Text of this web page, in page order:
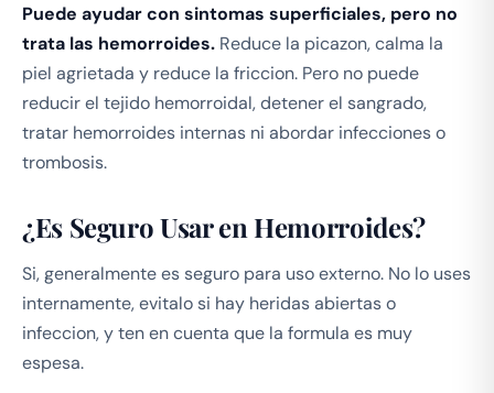
Puede ayudar con sintomas superficiales, pero no
trata las hemorroides. Reduce la picazon, calma la
piel agrietada y reduce la friccion. Pero no puede
reducir el tejido hemorroidal, detener el sangrado,
tratar hemorroides internas ni abordar infecciones o
trombosis.
¿Es Seguro Usar en Hemorroides?
Si, generalmente es seguro para uso externo. No lo uses
internamente, evitalo si hay heridas abiertas o
infeccion, y ten en cuenta que la formula es muy
espesa.